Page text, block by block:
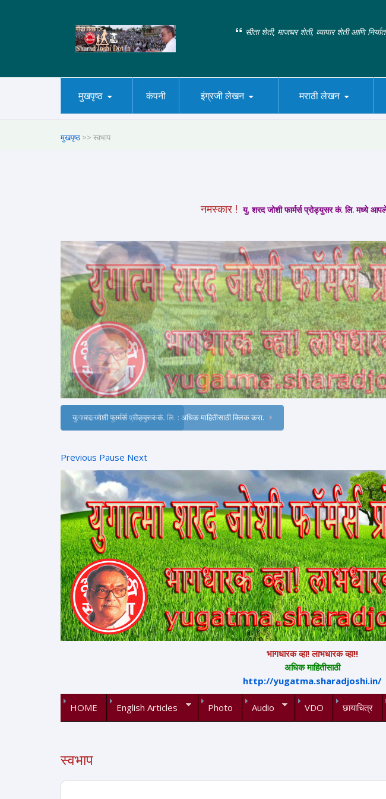
सीता शेती, माजघर शेती, व्यापार शेती आणि
मुखपृष्ठ कंपनी इंग्रजी लेखन मराठी लेखन
मुखपृष्ठ >> स्वभाप
नमस्कार ! यु. शरद जोशी फार्मर्स प्रोड्युसर कं. लि. मध्ये
जग बदलणारी पुस्तके : क्लिक करा.
Previous Pause Next
भागधारक व्हा! लाभधारक व्हा!!
अधिक माहितीसाठी
http://yugatma.sharadjoshi.in/
HOME English Articles Photo Audio VDO छायाचित्र
स्वभाप